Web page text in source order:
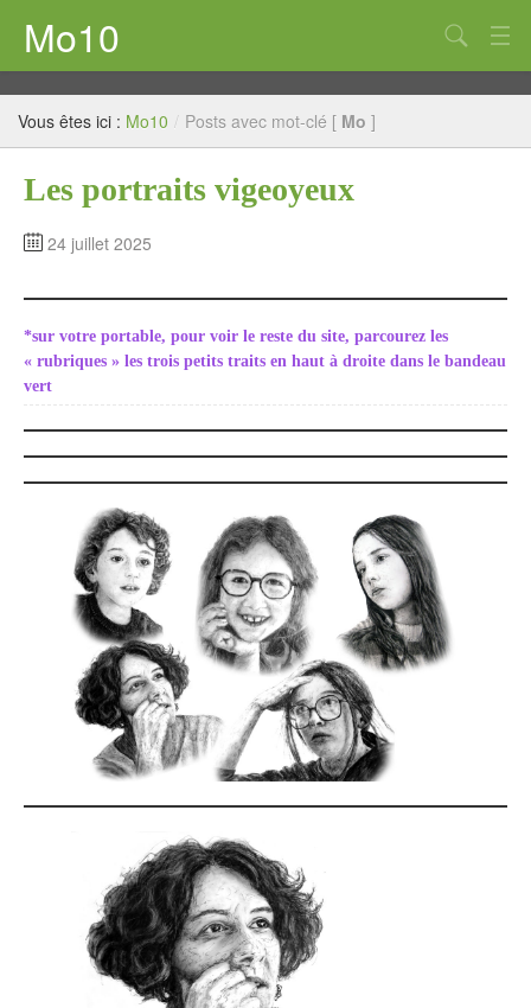
Mo10
au fil de la vie
Pastel
Encre
Mots à Voir
Décor et trompe-l’œil
Numérique
Sérigraphie
Acrylique
Mots à Mo
contact
Vous êtes ici : Mo10 / Posts avec mot-clé [ Mo ]
Les portraits vigeoyeux
24 juillet 2025
*sur votre portable, pour voir le reste du site, parcourez les
« rubriques » les trois petits traits en haut à droite dans le bandeau
vert